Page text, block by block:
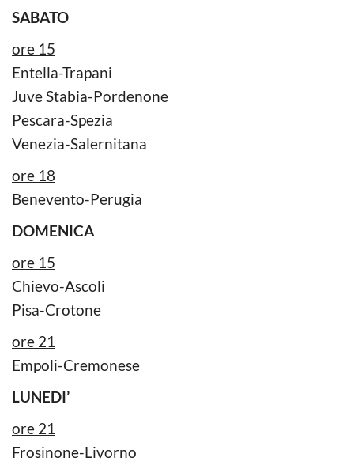
SABATO
ore 15
Entella-Trapani
Juve Stabia-Pordenone
Pescara-Spezia
Venezia-Salernitana
ore 18
Benevento-Perugia
DOMENICA
ore 15
Chievo-Ascoli
Pisa-Crotone
ore 21
Empoli-Cremonese
LUNEDI’
ore 21
Frosinone-Livorno